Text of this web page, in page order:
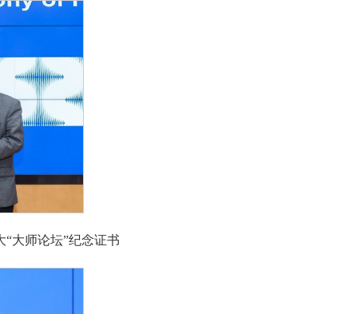
“大师论坛”纪念证书